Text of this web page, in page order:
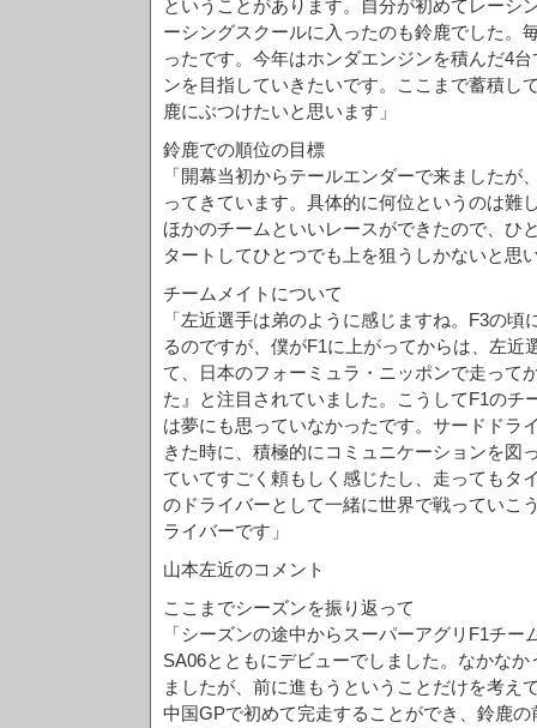
ということがあります。自分が初めてレーシ
ーシングスクールに入ったのも鈴鹿でした。
ったです。今年はホンダエンジンを積んだ4
ンを目指していきたいです。ここまで蓄積し
鹿にぶつけたいと思います」
鈴鹿での順位の目標
「開幕当初からテールエンダーで来ましたが
ってきています。具体的に何位というのは難
ほかのチームといいレースができたので、ひ
タートしてひとつでも上を狙うしかないと思
チームメイトについて
「左近選手は弟のように感じますね。F3の
るのですが、僕がF1に上がってからは、左近
て、日本のフォーミュラ・ニッポンで走って
た』と注目されていました。こうしてF1のチ
は夢にも思っていなかったです。サードドラ
きた時に、積極的にコミュニケーションを図
ていてすごく頼もしく感じたし、走ってもタ
のドライバーとして一緒に世界で戦っていこ
ライバーです」
山本左近のコメント
ここまでシーズンを振り返って
「シーズンの途中からスーパーアグリF1チ
SA06とともにデビューでしました。なかな
ましたが、前に進もうということだけを考え
中国GPで初めて完走することができ、鈴鹿